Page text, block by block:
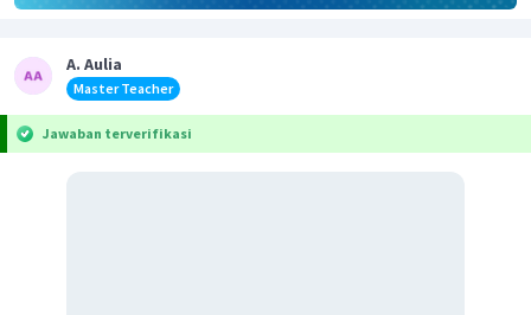
A. Aulia
Master Teacher
Jawaban terverifikasi